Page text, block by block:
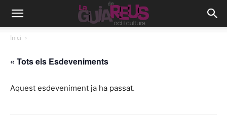
Inici
« Tots els Esdeveniments
Aquest esdeveniment ja ha passat.